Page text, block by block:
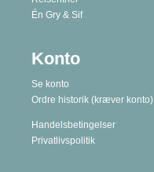
Én Gry & Sif
Konto
Se konto
Ordre historik (kræver konto)
Handelsbetingelser
Privatlivspolitik